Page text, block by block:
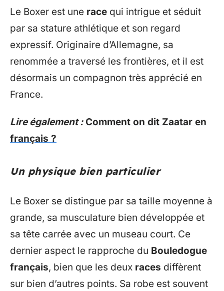
Le Boxer est une race qui intrigue et séduit
par sa stature athlétique et son regard
expressif. Originaire d’Allemagne, sa
renommée a traversé les frontières, et il est
désormais un compagnon très apprécié en
France.
Lire également : Comment on dit Zaatar en
français ?
Un physique bien particulier
Le Boxer se distingue par sa taille moyenne à
grande, sa musculature bien développée et
sa tête carrée avec un museau court. Ce
dernier aspect le rapproche du Bouledogue
français, bien que les deux races diffèrent
sur bien d’autres points. Sa robe est souvent